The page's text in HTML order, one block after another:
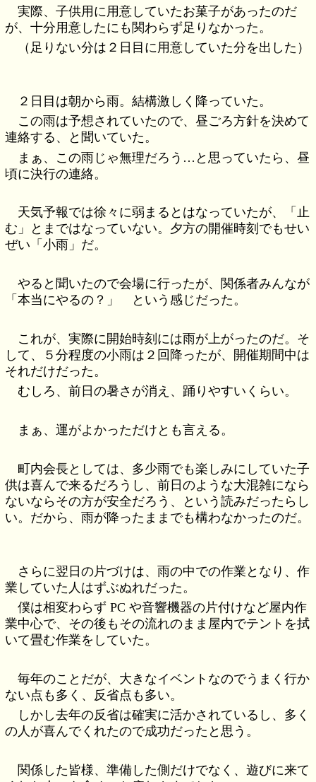
実際、子供用に用意していたお菓子があったのだ
が、十分用意したにも関わらず足りなかった。
（足りない分は２日目に用意していた分を出した）
２日目は朝から雨。結構激しく降っていた。
この雨は予想されていたので、昼ごろ方針を決めて
連絡する、と聞いていた。
まぁ、この雨じゃ無理だろう…と思っていたら、昼
頃に決行の連絡。
天気予報では徐々に弱まるとはなっていたが、「止
む」とまではなっていない。夕方の開催時刻でもせい
ぜい「小雨」だ。
やると聞いたので会場に行ったが、関係者みんなが
「本当にやるの？」 という感じだった。
これが、実際に開始時刻には雨が上がったのだ。そ
して、５分程度の小雨は２回降ったが、開催期間中は
それだけだった。
むしろ、前日の暑さが消え、踊りやすいくらい。
まぁ、運がよかっただけとも言える。
町内会長としては、多少雨でも楽しみにしていた子
供は喜んで来るだろうし、前日のような大混雑になら
ないならその方が安全だろう、という読みだったらし
い。だから、雨が降ったままでも構わなかったのだ。
さらに翌日の片づけは、雨の中での作業となり、作
業していた人はずぶぬれだった。
僕は相変わらず PC や音響機器の片付けなど屋内作
業中心で、その後もその流れのまま屋内でテントを拭
いて畳む作業をしていた。
毎年のことだが、大きなイベントなのでうまく行か
ない点も多く、反省点も多い。
しかし去年の反省は確実に活かされているし、多く
の人が喜んでくれたので成功だったと思う。
関係した皆様、準備した側だけでなく、遊びに来て